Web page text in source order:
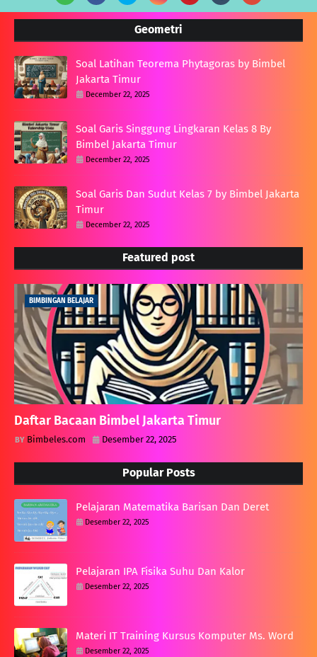
Geometri
Soal Latihan Teorema Phytagoras by Bimbel
Jakarta Timur
December 22, 2025
Soal Garis Singgung Lingkaran Kelas 8 By
Bimbel Jakarta Timur
December 22, 2025
Soal Garis Dan Sudut Kelas 7 by Bimbel Jakarta
Timur
December 22, 2025
Featured post
BIMBINGAN BELAJAR
Daftar Bacaan Bimbel Jakarta Timur
Bimbeles.com Desember 22, 2025
Popular Posts
Pelajaran Matematika Barisan Dan Deret
Desember 22, 2025
Pelajaran IPA Fisika Suhu Dan Kalor
Desember 22, 2025
Materi IT Training Kursus Komputer Ms. Word
Desember 22, 2025